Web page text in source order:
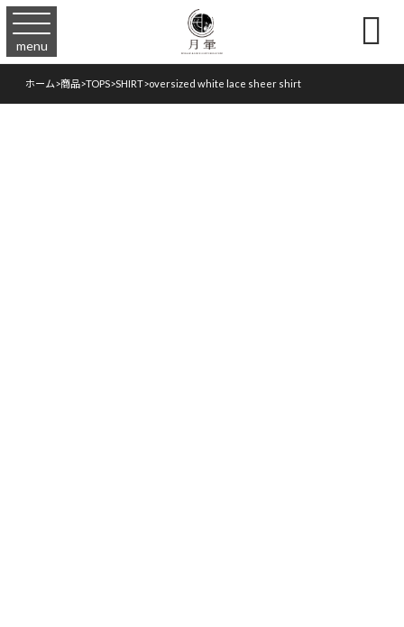
menu 
ホーム>商品>TOPS>SHIRT>oversized white lace sheer shirt